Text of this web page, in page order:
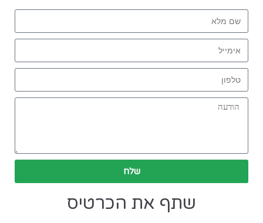
שלח
שתף את הכרטיס